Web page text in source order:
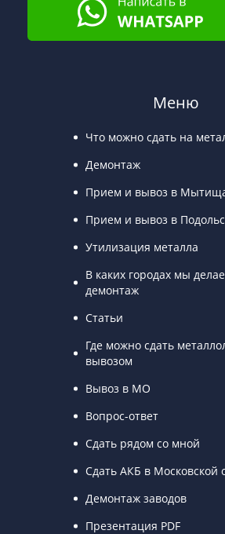
Меню
Что можно сдать на
Демонтаж
Прием и вывоз в
Прием и вывоз в
Утилизация металла
В каких городах мы
демонтаж
Статьи
Где можно сдать
вывозом
Вывоз в МО
Вопрос-ответ
Сдать рядом со мной
Сдать АКБ в Московской
Демонтаж заводов
Презентация PDF